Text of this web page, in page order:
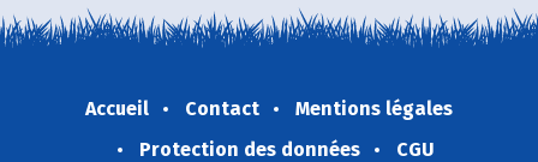
Accueil Contact
Mentions légales
Protection des données
CGU